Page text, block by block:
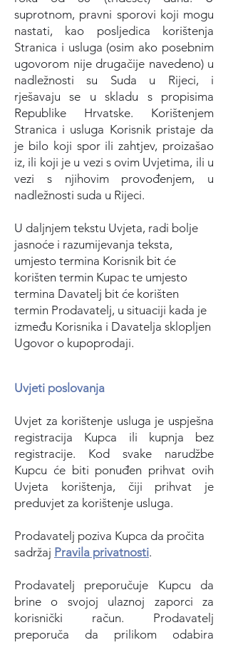
suprotnom, pravni sporovi koji mogu
nastati, kao posljedica korištenja
Stranica i usluga (osim ako posebnim
ugovorom nije drugačije navedeno) u
nadležnosti su Suda u Rijeci, i
rješavaju se u skladu s propisima
Republike Hrvatske. Korištenjem
Stranica i usluga Korisnik pristaje da
je bilo koji spor ili zahtjev, proizašao
iz, ili koji je u vezi s ovim Uvjetima, ili u
vezi s njihovim provođenjem, u
nadležnosti suda u Rijeci.
U daljnjem tekstu Uvjeta, radi bolje
jasnoće i razumijevanja teksta,
umjesto termina Korisnik bit će
korišten termin Kupac te umjesto
termina Davatelj bit će korišten
termin Prodavatelj, u situaciji kada je
između Korisnika i Davatelja sklopljen
Ugovor o kupoprodaji.
Uvjeti poslovanja
Uvjet za korištenje usluga je uspješna
registracija Kupca ili kupnja bez
registracije. Kod svake narudžbe
Kupcu će biti ponuđen prihvat ovih
Uvjeta korištenja, čiji prihvat je
preduvjet za korištenje usluga.
Prodavatelj poziva Kupca da pročita
sadržaj Pravila privatnosti.
Prodavatelj preporučuje Kupcu da
brine o svojoj ulaznoj zaporci za
korisnički račun. Prodavatelj
preporuča da prilikom odabira